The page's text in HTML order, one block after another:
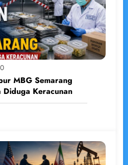
0
MBG Semarang
Diduga Keracunan